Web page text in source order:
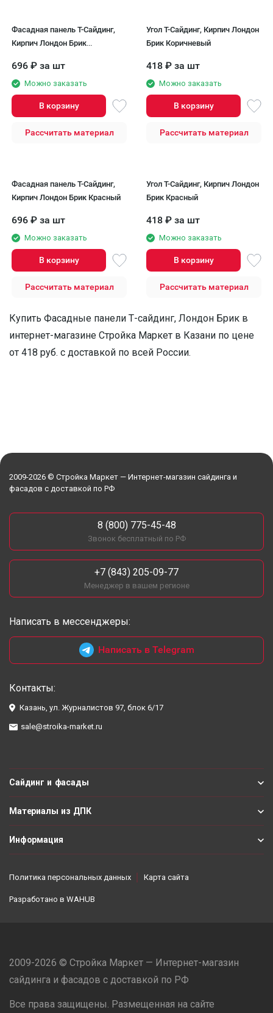
Фасадная панель Т-Сайдинг,
Кирпич Лондон Брик
696 ₽ за шт
Можно заказать
В корзину
Рассчитать материал
Угол T-Сайдинг, Кирпич Лондон
Брик Коричневый
418 ₽ за шт
Можно заказать
В корзину
Рассчитать материал
Фасадная панель Т-Сайдинг,
Кирпич Лондон Брик Красный
696 ₽ за шт
Можно заказать
В корзину
Рассчитать материал
Угол T-Сайдинг, Кирпич Лондон
Брик Красный
418 ₽ за шт
Можно заказать
В корзину
Рассчитать материал
Купить Фасадные панели Т-сайдинг, Лондон Брик в
интернет-магазине Стройка Маркет в Казани по цене
от 418 руб. с доставкой по всей России.
2009-2026 © Стройка Маркет — Интернет-магазин сайдинга и
фасадов с доставкой по РФ
8 (800) 775-45-48
Звонок бесплатный по РФ
+7 (843) 205-09-77
Менеджер в вашем регионе
Написать в мессенджеры:
Написать в Telegram
Контакты:
Казань, ул. Журналистов 97, блок 6/17
sale@stroika-market.ru
Сайдинг и фасады
Материалы из ДПК
Информация
Политика персональных данных Карта сайта
Разработано в WAHUB
2009-2026 © Стройка Маркет — Интернет-магазин
сайдинга и фасадов с доставкой по РФ
Все права защищены. Размещенная на сайте